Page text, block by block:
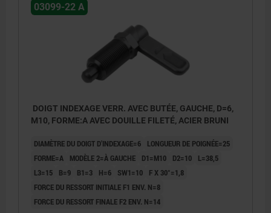
03099-22 A
DOIGT INDEXAGE VERR. AVEC BUTÉE, GAUCHE, D=6,
M10, FORME:A AVEC DOUILLE FILETÉ, ACIER BRUNI
DIAMÈTRE DU DOIGT D'INDEXAGE=6
LONGUEUR DE POIGNÉE=25
FORME=A
MODÈLE 2=À GAUCHE D1=M10 D2=10
L=38,5
L3=15
B=9 B1=3 H=6 SW1=10
F X 30°=1,8
FORCE DU RESSORT INITIALE F1 ENV. N=8
FORCE DU RESSORT FINALE F2 ENV. N=14